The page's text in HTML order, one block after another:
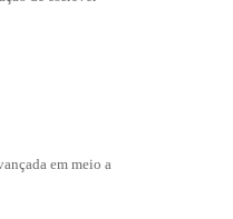
em meio a